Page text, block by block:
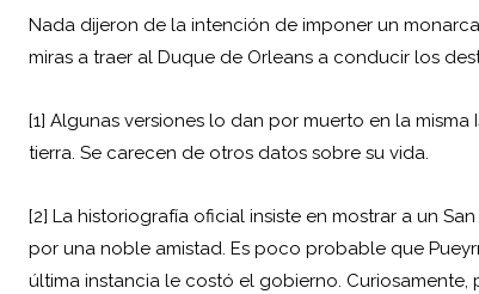
Nada dijeron de la intención de imponer un
miras a traer al Duque de Orleans a conducir los
[1] Algunas versiones lo dan por muerto en la
tierra. Se carecen de otros datos sobre su vida.
[2] La historiografía oficial insiste en mostrar a un
por una noble amistad. Es poco probable que
última instancia le costó el gobierno.